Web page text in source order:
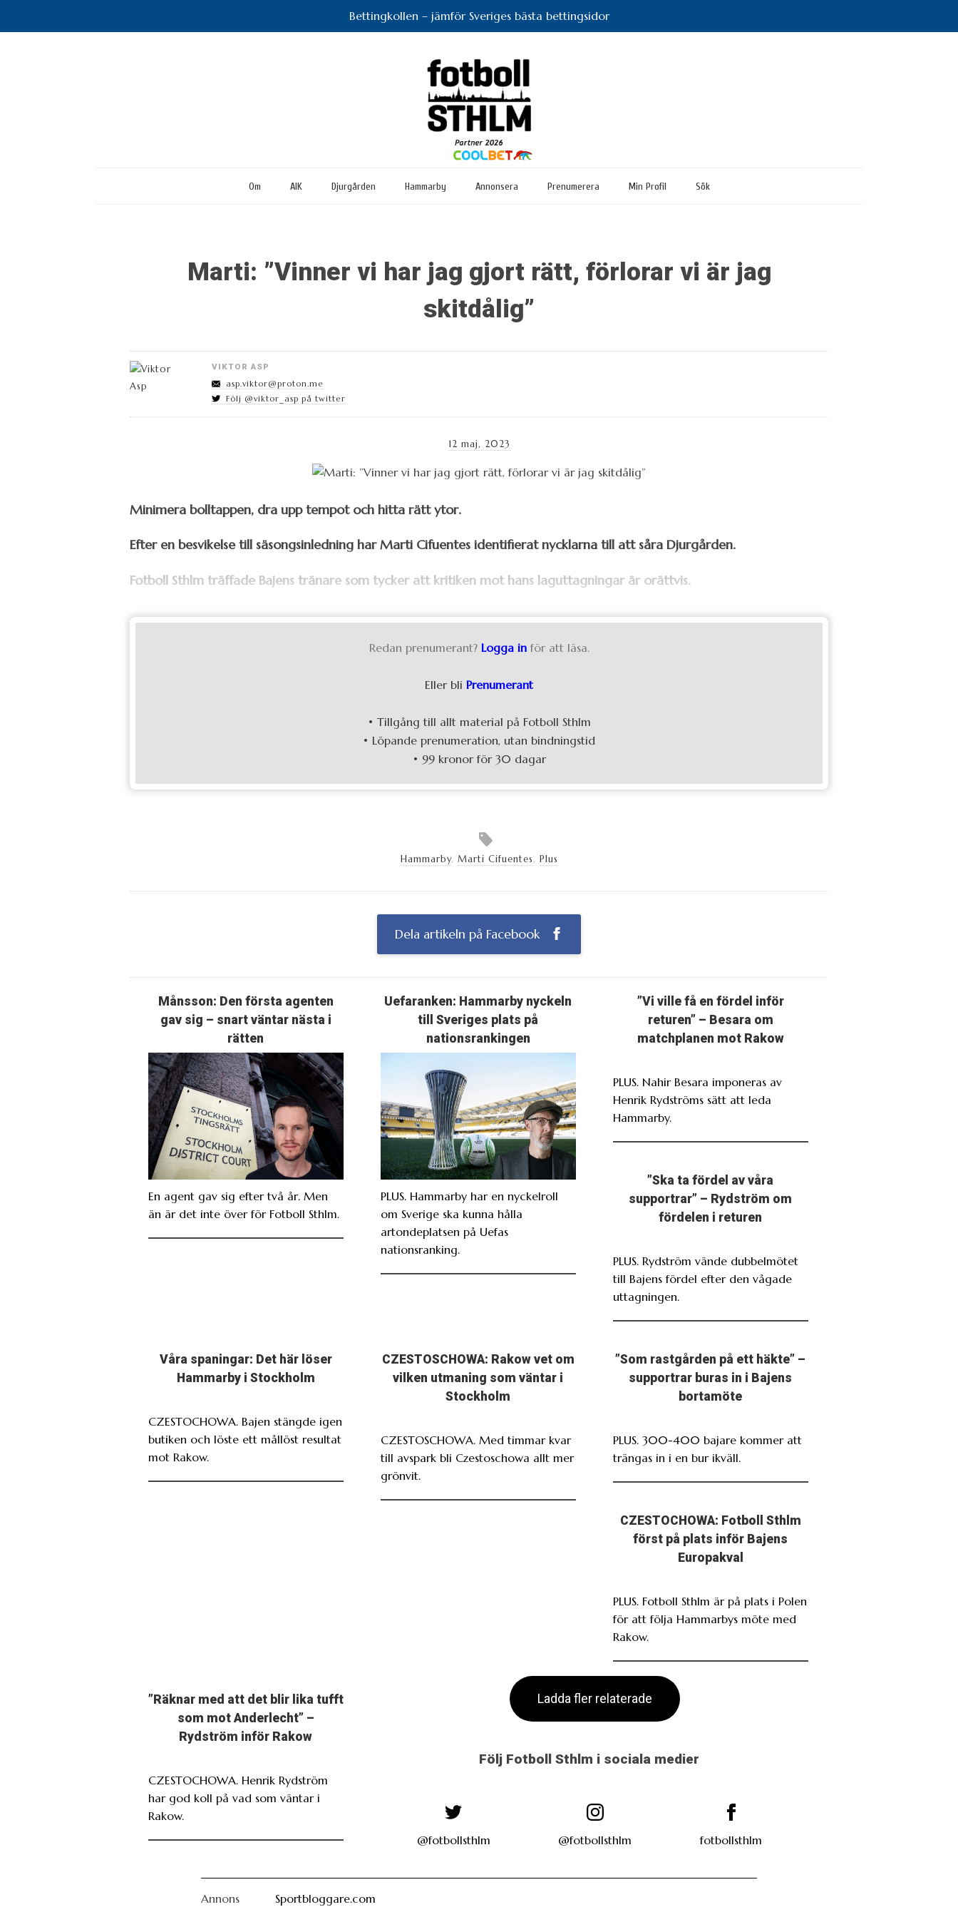
Bettingkollen – jämför Sveriges bästa bettingsidor
Om AIK Djurgården Hammarby Annonsera Prenumerera Min Profil Sök
Marti: ”Vinner vi har jag gjort rätt, förlorar vi är jag
skitdålig”
VIKTOR ASP
asp.viktor@proton.me
Följ @viktor_asp på twitter
12 maj, 2023
Minimera bolltappen, dra upp tempot och hitta rätt ytor.
Efter en besvikelse till säsongsinledning har Marti Cifuentes identifierat nycklarna till att såra Djurgården.
Fotboll Sthlm träffade Bajens tränare som tycker att kritiken mot hans laguttagningar är orättvis.
Redan prenumerant? Logga in för att läsa.
Eller bli Prenumerant
• Tillgång till allt material på Fotboll Sthlm
• Löpande prenumeration, utan bindningstid
• 99 kronor för 30 dagar
Hammarby, Marti Cifuentes, Plus
Dela artikeln på Facebook
Månsson: Den första agenten
gav sig – snart väntar nästa i
rätten
En agent gav sig efter två år. Men
än är det inte över för Fotboll Sthlm.
Uefaranken: Hammarby nyckeln
till Sveriges plats på
nationsrankingen
PLUS. Hammarby har en nyckelroll
om Sverige ska kunna hålla
artondeplatsen på Uefas
nationsranking.
”Vi ville få en fördel inför
returen” – Besara om
matchplanen mot Rakow
PLUS. Nahir Besara imponeras av
Henrik Rydströms sätt att leda
Hammarby.
”Ska ta fördel av våra
supportrar” – Rydström om
fördelen i returen
PLUS. Rydström vände dubbelmötet
till Bajens fördel efter den vågade
uttagningen.
Våra spaningar: Det här löser
Hammarby i Stockholm
CZESTOCHOWA. Bajen stängde igen
butiken och löste ett mållöst resultat
mot Rakow.
CZESTOSCHOWA: Rakow vet om
vilken utmaning som väntar i
Stockholm
CZESTOSCHOWA. Med timmar kvar
till avspark bli Czestoschowa allt mer
grönvit.
”Som rastgården på ett häkte” –
supportrar buras in i Bajens
bortamöte
PLUS. 300-400 bajare kommer att
trängas in i en bur ikväll.
CZESTOCHOWA: Fotboll Sthlm
först på plats inför Bajens
Europakval
PLUS. Fotboll Sthlm är på plats i Polen
för att följa Hammarbys möte med
Rakow.
”Räknar med att det blir lika tufft
som mot Anderlecht” –
Rydström inför Rakow
CZESTOCHOWA. Henrik Rydström
har god koll på vad som väntar i
Rakow.
Ladda fler relaterade
Följ Fotboll Sthlm i sociala medier
@fotbollsthlm @fotbollsthlm fotbollsthlm
Annons Sportbloggare.com